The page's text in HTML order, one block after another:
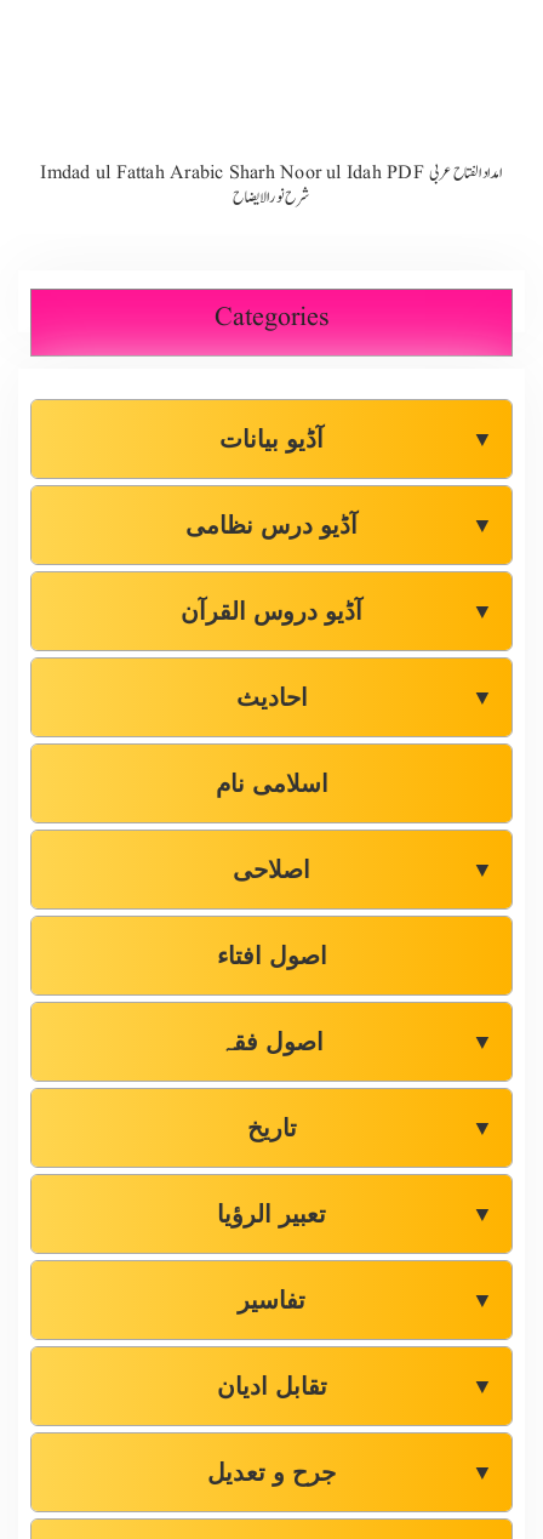
Imdad ul Fattah Arabic Sharh Noor ul Idah PDF امداد الفتاح عربی
شرح نورالایضاح
Categories
آڈیو بیانات ▼
آڈیو درس نظامی ▼
آڈیو دروس القرآن ▼
احادیث ▼
اسلامی نام
اصلاحی ▼
اصول افتاء
اصول فقہ ▼
تاریخ ▼
تعبیر الرؤیا ▼
تفاسیر ▼
تقابل ادیان ▼
جرح و تعدیل ▼